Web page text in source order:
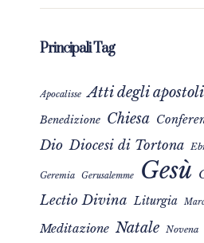
Principali Tag
Apocalisse Atti degli apostoli
Benedizione Chiesa
Dio Diocesi di Tortona
Geremia Gerusalemme Gesù
Lectio Divina Liturgia
Meditazione Natale Novena